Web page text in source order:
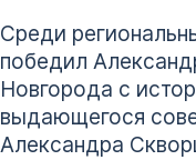
Среди
победил
Новгорода с
выдающегося
Александра